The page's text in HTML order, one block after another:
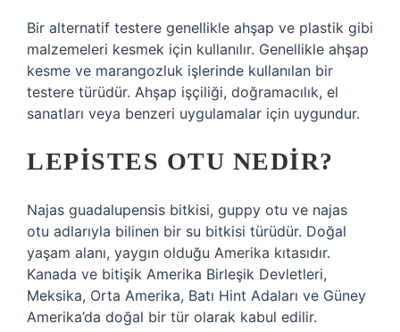
Bir alternatif testere genellikle ahşap ve plastik gibi
malzemeleri kesmek için kullanılır. Genellikle ahşap
kesme ve marangozluk işlerinde kullanılan bir
testere türüdür. Ahşap işçiliği, doğramacılık, el
sanatları veya benzeri uygulamalar için uygundur.
LEPISTES OTU NEDIR?
Najas guadalupensis bitkisi, guppy otu ve najas
otu adlarıyla bilinen bir su bitkisi türüdür. Doğal
yaşam alanı, yaygın olduğu Amerika kıtasıdır.
Kanada ve bitişik Amerika Birleşik Devletleri,
Meksika, Orta Amerika, Batı Hint Adaları ve Güney
Amerika’da doğal bir tür olarak kabul edilir.